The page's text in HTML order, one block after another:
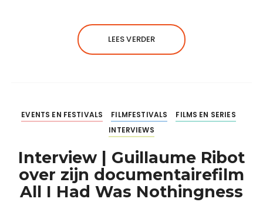
LEES VERDER
EVENTS EN FESTIVALS FILMFESTIVALS
FILMS EN SERIES
INTERVIEWS
Interview | Guillaume Ribot
over zijn documentairefilm
All I Had Was Nothingness